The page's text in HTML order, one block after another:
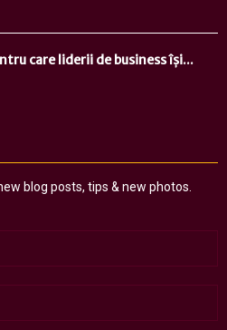
care liderii de business își...
blog posts, tips & new photos.